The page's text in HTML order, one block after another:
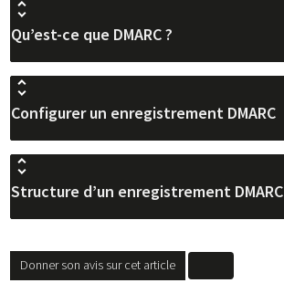
Qu’est-ce que DMARC ?
Configurer un enregistrement DMARC
Structure d’un enregistrement DMARC
Donner son avis sur cet article